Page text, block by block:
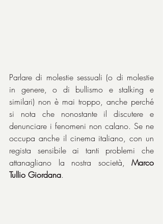
Parlare di molestie sessuali (o di molestie
in genere, o di bullismo e stalking e
similari) non è mai troppo, anche perché
si nota che nonostante il discutere e
denunciare i fenomeni non calano. Se ne
occupa anche il cinema italiano, con un
regista sensibile ai tanti problemi che
attanagliano la nostra società, Marco
Tullio Giordana.